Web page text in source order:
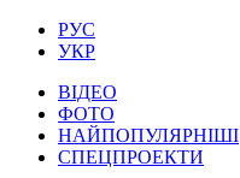
РУС
УКР
ВІДЕО
ФОТО
НАЙПОПУЛЯРНІШІ
СПЕЦПРОЕКТИ